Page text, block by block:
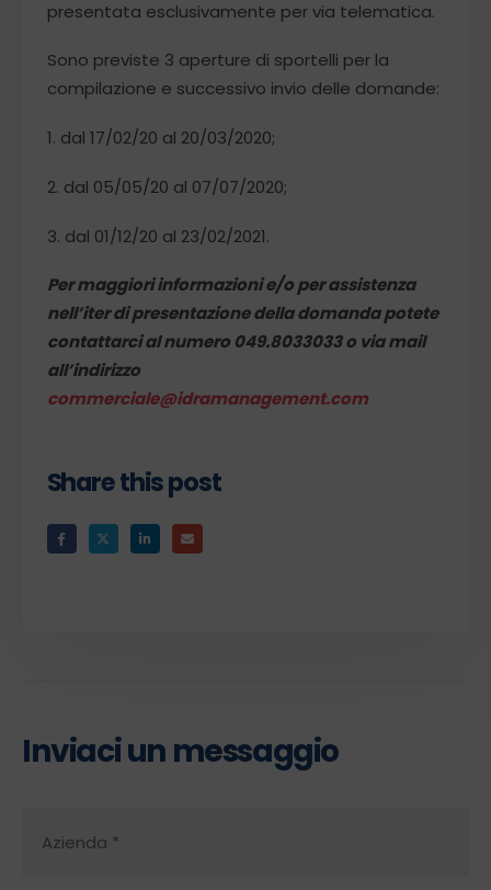
presentata esclusivamente per via telematica.
Sono previste 3 aperture di sportelli per la
compilazione e successivo invio delle domande:
1. dal 17/02/20 al 20/03/2020;
2. dal 05/05/20 al 07/07/2020;
3. dal 01/12/20 al 23/02/2021.
Per maggiori informazioni e/o per assistenza
nell’iter di presentazione della domanda potete
contattarci al numero 049.8033033 o via mail
all’indirizzo
commerciale@idramanagement.com
Share this post
Inviaci un messaggio